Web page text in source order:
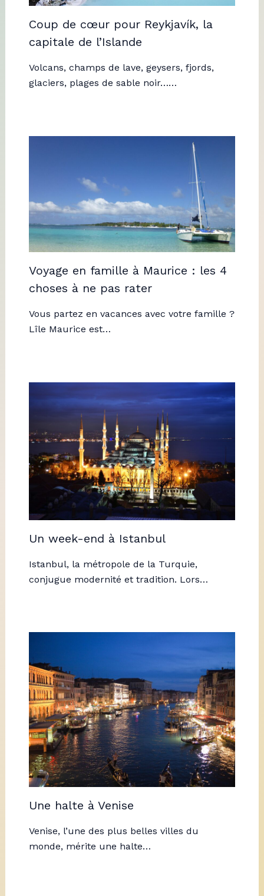
Coup de cœur pour Reykjavík, la
capitale de l’Islande
Volcans, champs de lave, geysers, fjords,
glaciers, plages de sable noir……
Voyage en famille à Maurice : les 4
choses à ne pas rater
Vous partez en vacances avec votre famille ?
Lîle Maurice est…
Un week-end à Istanbul
Istanbul, la métropole de la Turquie,
conjugue modernité et tradition. Lors…
Une halte à Venise
Venise, l’une des plus belles villes du
monde, mérite une halte…